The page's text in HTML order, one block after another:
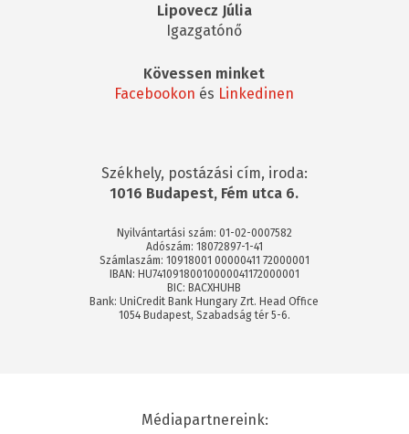
Lipovecz Júlia
Igazgatónő
Kövessen minket
Facebookon és Linkedinen
Székhely, postázási cím, iroda:
1016 Budapest, Fém utca 6.
Nyilvántartási szám: 01-02-0007582
Adószám: 18072897-1-41
Számlaszám: 10918001 00000411 72000001
IBAN: HU74109180010000041172000001
BIC: BACXHUHB
Bank: UniCredit Bank Hungary Zrt. Head Office
1054 Budapest, Szabadság tér 5-6.
Médiapartnereink: